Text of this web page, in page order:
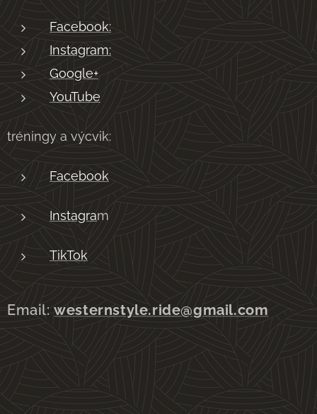
Facebook:
Instagram:
Google+
YouTube
tréningy a výcvik:
Facebook
Instagram
TikTok
Email:westernstyle.ride@gmail.com